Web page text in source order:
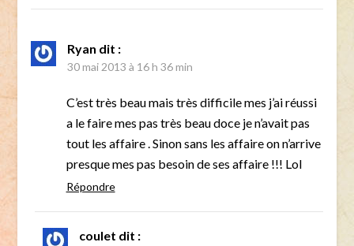
Ryan dit :
30 mai 2013 à 16 h 36 min
C’est très beau mais très difficile mes j’ai réussi
a le faire mes pas très beau doce je n’avait pas
tout les affaire . Sinon sans les affaire on n’arrive
presque mes pas besoin de ses affaire !!! Lol
Répondre
coulet dit :